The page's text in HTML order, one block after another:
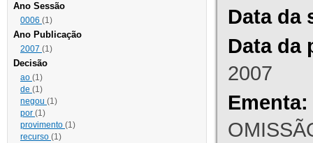
Ano Sessão
0006 (1)
Ano Publicação
2007 (1)
Decisão
ao (1)
de (1)
negou (1)
por (1)
provimento (1)
recurso (1)
Data da
Data da
2007
Ementa: